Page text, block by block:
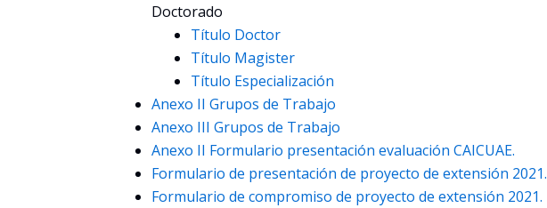
Doctorado
Título Doctor
Título Magister
Título Especialización
Anexo II Grupos de Trabajo
Anexo III Grupos de Trabajo
Anexo II Formulario presentación evaluación CAICUAE.
Formulario de presentación de proyecto de extensión 2021.
Formulario de compromiso de proyecto de extensión 2021.